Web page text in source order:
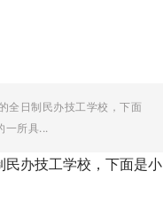
全日制民办技工学校，下面
一所具...
民办技工学校，下面是小